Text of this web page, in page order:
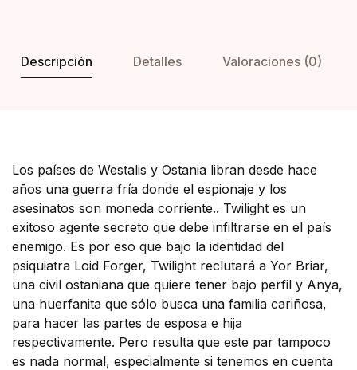
Descripción Detalles Valoraciones (0)
Los países de Westalis y Ostania libran desde hace
años una guerra fría donde el espionaje y los
asesinatos son moneda corriente.. Twilight es un
exitoso agente secreto que debe infiltrarse en el país
enemigo. Es por eso que bajo la identidad del
psiquiatra Loid Forger, Twilight reclutará a Yor Briar,
una civil ostaniana que quiere tener bajo perfil y Anya,
una huerfanita que sólo busca una familia cariñosa,
para hacer las partes de esposa e hija
respectivamente. Pero resulta que este par tampoco
es nada normal, especialmente si tenemos en cuenta